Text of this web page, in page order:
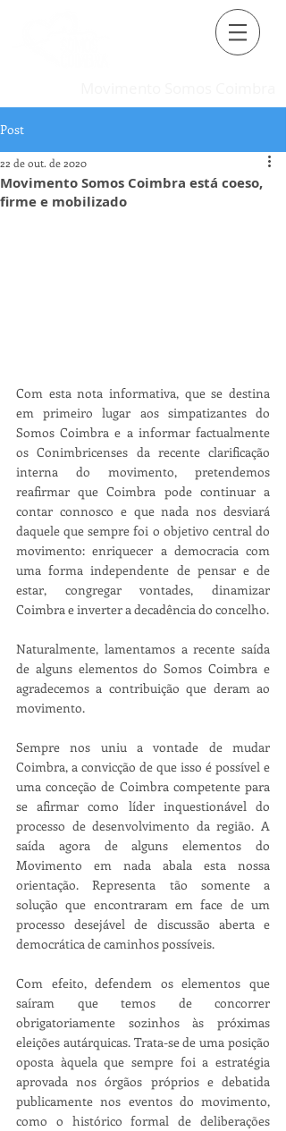
Post
Movimento Somos Coimbra está coeso,
firme e mobilizado
22 de out. de 2020
Com esta nota informativa, que se destina
em primeiro lugar aos simpatizantes do
Somos Coimbra e a informar factualmente
os Conimbricenses da recente clarificação
interna do movimento, pretendemos
reafirmar que Coimbra pode continuar a
contar connosco e que nada nos desviará
daquele que sempre foi o objetivo central do
movimento: enriquecer a democracia com
uma forma independente de pensar e de
estar, congregar vontades, dinamizar
Coimbra e inverter a decadência do concelho.
Naturalmente, lamentamos a recente saída
de alguns elementos do Somos Coimbra e
agradecemos a contribuição que deram ao
movimento.
Sempre nos uniu a vontade de mudar
Coimbra, a convicção de que isso é possível e
uma conceção de Coimbra competente para
se afirmar como líder inquestionável do
processo de desenvolvimento da região. A
saída agora de alguns elementos do
Movimento em nada abala esta nossa
orientação. Representa tão somente a
solução que encontraram em face de um
processo desejável de discussão aberta e
democrática de caminhos possíveis.
Com efeito, defendem os elementos que
saíram que temos de concorrer
obrigatoriamente sozinhos às próximas
eleições autárquicas. Trata-se de uma posição
oposta àquela que sempre foi a estratégia
aprovada nos órgãos próprios e debatida
publicamente nos eventos do movimento,
como o histórico formal de deliberações